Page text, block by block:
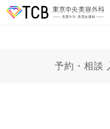
予約・相談